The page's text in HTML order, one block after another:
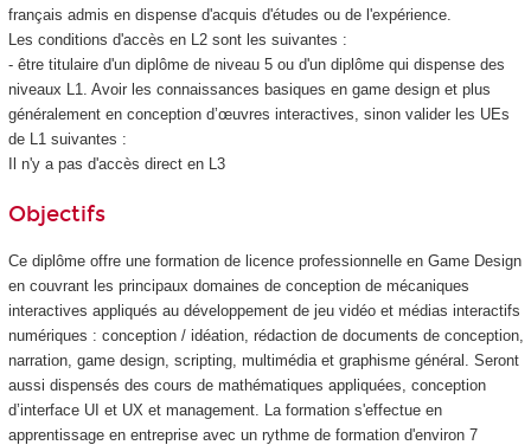
français admis en dispense d'acquis d'études ou de l'expérience.
Les conditions d'accès en L2 sont les suivantes :
- être titulaire d'un diplôme de niveau 5 ou d'un diplôme qui dispense des
niveaux L1. Avoir les connaissances basiques en game design et plus
généralement en conception d’œuvres interactives, sinon valider les UEs
de L1 suivantes :
Il n'y a pas d'accès direct en L3
Objectifs
Ce diplôme offre une formation de licence professionnelle en Game Design
en couvrant les principaux domaines de conception de mécaniques
interactives appliqués au développement de jeu vidéo et médias interactifs
numériques : conception / idéation, rédaction de documents de conception,
narration, game design, scripting, multimédia et graphisme général. Seront
aussi dispensés des cours de mathématiques appliquées, conception
d’interface UI et UX et management. La formation s'effectue en
apprentissage en entreprise avec un rythme de formation d'environ 7